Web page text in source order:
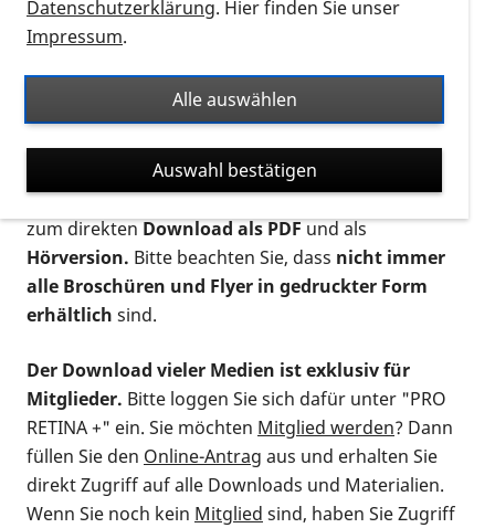
Auf dieser Seite finden Sie sämtliches Infomaterial
Ort. Nutzen Sie den Formatfilter, um ausschließlich
nach Flyern und Broschüren, Audios oder Videos zu
suchen. Die meisten Flyer und Broschüren werden in
verschiedenen Formaten angeboten: zur
postalischen Bestellung als gedruckte Variante
zum direktenDownload als PDFund als
Hörversion. Bitte beachten Sie, dass nicht immer
alle Broschüren und Flyer in gedruckter Form
erhältlich sind.
Der Download vieler Medien ist exklusiv für
Mitglieder. Bitte loggen Sie sich dafür unter "PRO
RETINA +" ein. Sie möchten Mitglied werden? Dann
füllen Sie den Online-Antrag aus und erhalten Sie
direkt Zugriff auf alle Downloads und Materialien.
Wenn Sie noch kein Mitglied sind, haben Sie Zugriff
Datenschutzerklärung. Hier finden Sie unser
Impressum.
Alle auswählen
Auswahl bestätigen